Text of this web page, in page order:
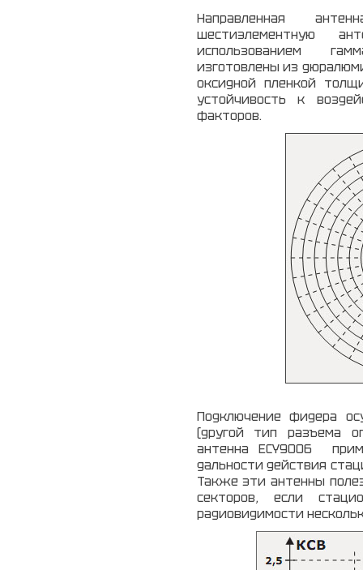
Направленная
шестиэлементную
использованием
изготовлены из
оксидной пленкой
устойчивость к
факторов.
Подключение фидера
(другой тип разъема
антенна ECY9006
дальности действия
Также эти антенны
секторов, если
радиовидимости